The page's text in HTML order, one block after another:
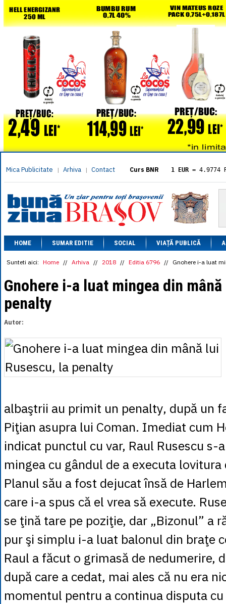
Mica Publicitate | Arhiva | Contact Curs BNR 1 EUR = 4.9774
= 5.8304
1 XAU= 464.4611
1 AED= 1.1933
1 AUD= 2.7957
1 BGN= 2.5449
1 CAD= 3.1559
1 CHF= 5.2813
1 CNY= 0.6015
1 DKK
= 0.6668
= 0.0860
1 MXN
= 0.2227
1 NOK= 0.4191
1 RSD= 0.0425
1 TRY= 0.1141
1 UAH
1 XDR
= 5.9383
1 ZAR
= 0.2318
HOME SUMAR EDITIE SOCIAL VIAȚĂ PUBLICĂ
Sunteti aici: Home // Arhiva // 2018 // Editia 6796 // Gnohere i-a luat
Gnohere i-a luat mingea din
penalty
Autor:
albaştrii au primit un penalty, după un
Piţian asupra lui Coman. Imediat cum
indicat punctul cu var, Raul Rusescu s-
mingea cu gândul de a executa lovitura
Planul său a fost dejucat însă de
care i-a spus că el vrea să execute.
se ţină tare pe poziţie, dar „Bizonul” a
pur şi simplu i-a luat balonul din braţe
Raul a făcut o grimasă de nedumerire,
după care a cedat, mai ales că nu era
momentul pentru a continua disputa